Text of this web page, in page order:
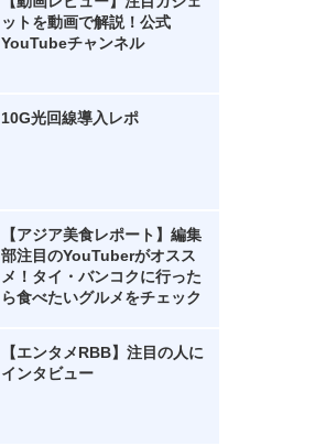
ットを動画で解説！公式
YouTubeチャンネル
10G光回線導入レポ
【アジア美食レポート】編集
部注目のYouTuberがオスス
メ！タイ・バンコクに行った
ら食べたいグルメをチェック
【エンタメRBB】注目の人に
インタビュー